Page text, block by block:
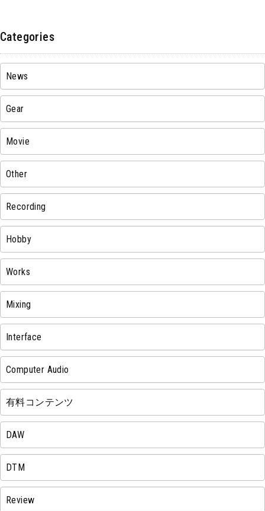
Categories
News
Gear
Movie
Other
Recording
Hobby
Works
Mixing
Interface
Computer Audio
有料コンテンツ
DAW
DTM
Review